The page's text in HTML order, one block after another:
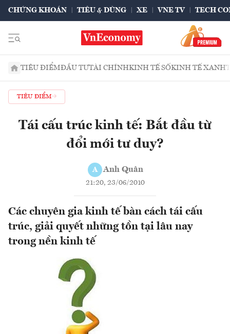
CHỨNG KHOÁN TIÊU & DÙNG XE VNE TV TECH
TIÊU ĐIỂMĐẦU TƯTÀI CHÍNHKINH TẾ SỐKINH TẾ XANH
TIÊU ĐIỂM
Tái cấu trúc kinh tế: Bắt đầu từ
đổi mới tư duy?
A Anh Quân
21:20, 23/06/2010
Các chuyên gia kinh tế bàn cách tái cấu
trúc, giải quyết những tồn tại lâu nay
trong nền kinh tế